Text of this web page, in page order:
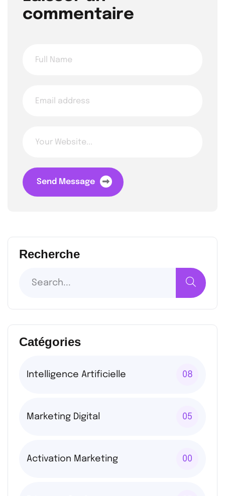
commentaire
Send Message
Recherche
Catégories
Intelligence Artificielle 08
Marketing Digital 05
Activation Marketing 00